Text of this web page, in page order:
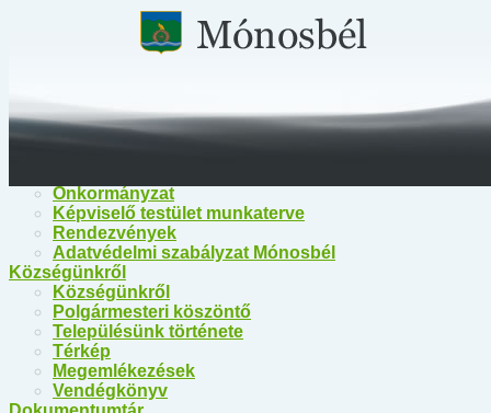
Közérdekű információk
Polgármesteri Hivatal Mónosbél
Közös Hivatal Bélapátfalva
Önkormányzat
Képviselő testület munkaterve
Rendezvények
Adatvédelmi szabályzat Mónosbél
Községünkről
Községünkről
Polgármesteri köszöntő
Településünk története
Térkép
Megemlékezések
Vendégkönyv